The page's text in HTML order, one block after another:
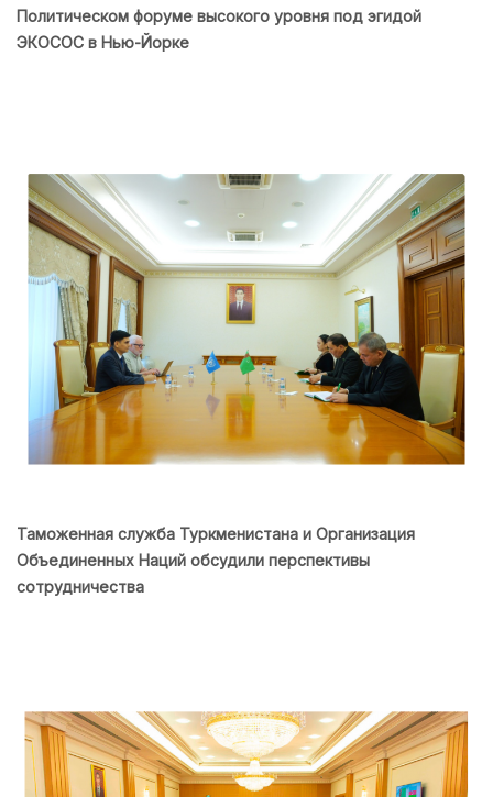
Политическом форуме высокого уровня под эгидой
ЭКОСОС в Нью-Йорке
Таможенная служба Туркменистана и Организация
Объединенных Наций обсудили перспективы
сотрудничества